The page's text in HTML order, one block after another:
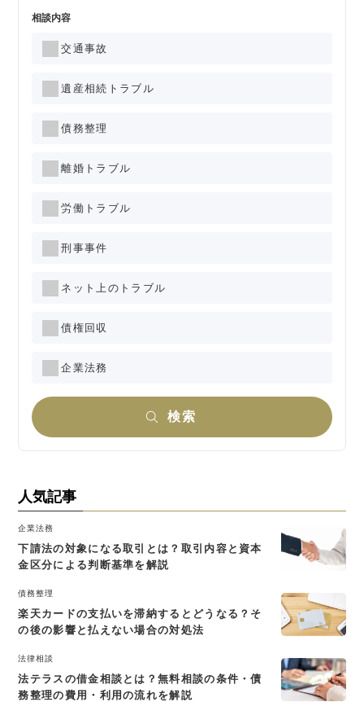
相談内容
交通事故
遺産相続トラブル
債務整理
離婚トラブル
労働トラブル
刑事事件
ネット上のトラブル
債権回収
企業法務
検索
人気記事
企業法務
下請法の対象になる取引とは？取引内容と資本
金区分による判断基準を解説
債務整理
楽天カードの支払いを滞納するとどうなる？そ
の後の影響と払えない場合の対処法
法律相談
法テラスの借金相談とは？無料相談の条件・債
務整理の費用・利用の流れを解説